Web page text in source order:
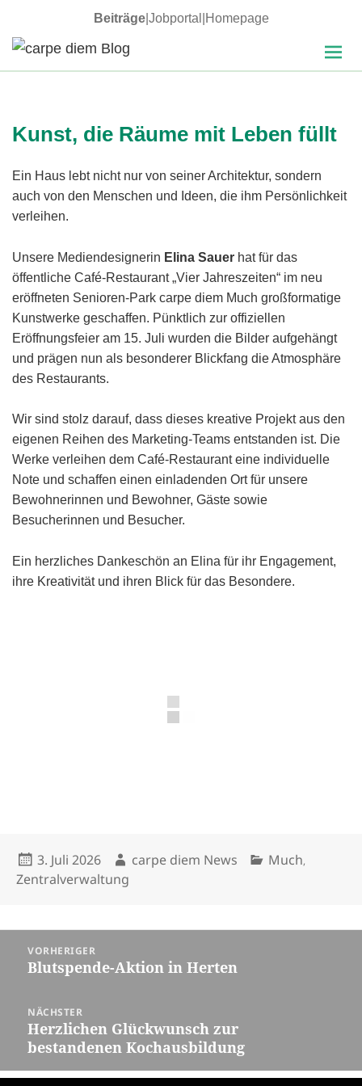
Beiträge| Jobportal Homepage
MENÜ
Kunst, die Räume mit Leben füllt
Ein Haus lebt nicht nur von seiner Architektur, sondern
auch von den Menschen und Ideen, die ihm Persönlichkeit
verleihen.
Unsere Mediendesignerin Elina Sauer hat für das
öffentliche Café-Restaurant „Vier Jahreszeiten“ im neu
eröffneten Senioren-Park carpe diem Much großformatige
Kunstwerke geschaffen. Pünktlich zur offiziellen
Eröffnungsfeier am 15. Juli wurden die Bilder aufgehängt
und prägen nun als besonderer Blickfang die Atmosphäre
des Restaurants.
Wir sind stolz darauf, dass dieses kreative Projekt aus den
eigenen Reihen des Marketing-Teams entstanden ist. Die
Werke verleihen dem Café-Restaurant eine individuelle
Note und schaffen einen einladenden Ort für unsere
Bewohnerinnen und Bewohner, Gäste sowie
Besucherinnen und Besucher.
Ein herzliches Dankeschön an Elina für ihr Engagement,
ihre Kreativität und ihren Blick für das Besondere.
Veröffentlicht
am
3. Juli 2026 Autor
carpe diem News Kategorien
Much,
Zentralverwaltung
Beitragsnavigation
VORHERIGER
Vorheriger
Blutspende-Aktion in Herten
NÄCHSTER
Nächster
Beitrag:
Herzlichen Glückwunsch zur
bestandenen Kochausbildung